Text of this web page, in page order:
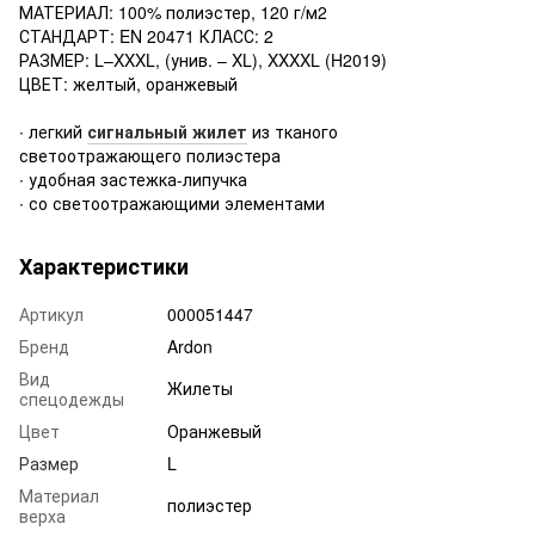
МАТЕРИАЛ: 100% полиэстер, 120 г/м2
СТАНДАРТ: EN 20471 КЛАСС: 2
РАЗМЕР: L–XXXL, (унив. – XL), XXXXL (H2019)
ЦВЕТ: желтый, оранжевый
∙ легкий сигнальный жилет из тканого
светоотражающего полиэстера
∙ удобная застежка-липучка
∙ со светоотражающими элементами
Характеристики
Артикул
000051447
Бренд
Ardon
Вид
спецодежды
Жилеты
Цвет
Оранжевый
Размер
L
Материал
верха
полиэстер